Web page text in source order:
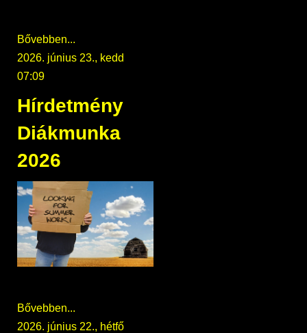
Bővebben...
2026. június 23., kedd
07:09
Hírdetmény
Diákmunka
2026
Bővebben...
2026. június 22., hétfő